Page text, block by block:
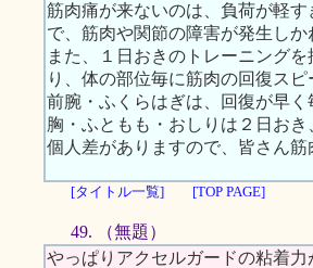
筋肉痛が来ないのは、負荷が軽
で、筋肉や関節の障害が発生しか
また、１日おきのトレーニング
り、体の部位毎に筋肉の回復スピ
前腕・ふくらはぎは、回復が早
胸・ふともも・おしりは２日お
個人差がありますので、皆さん
[タイトル一覧] [TOP PAGE]
49. （無題）
やっぱりアクセルガードの粘着